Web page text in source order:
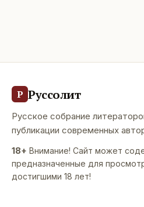
Р Руссолит
Русское собрание
публикации современных
18+ Внимание! Сайт может
предназначенные для
достигшими 18 лет!